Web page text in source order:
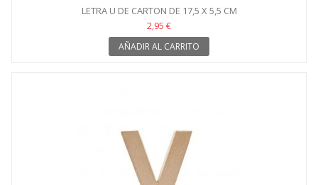
LETRA U DE CARTON DE 17,5 X 5,5 CM
2,95 €
AÑADIR AL CARRITO